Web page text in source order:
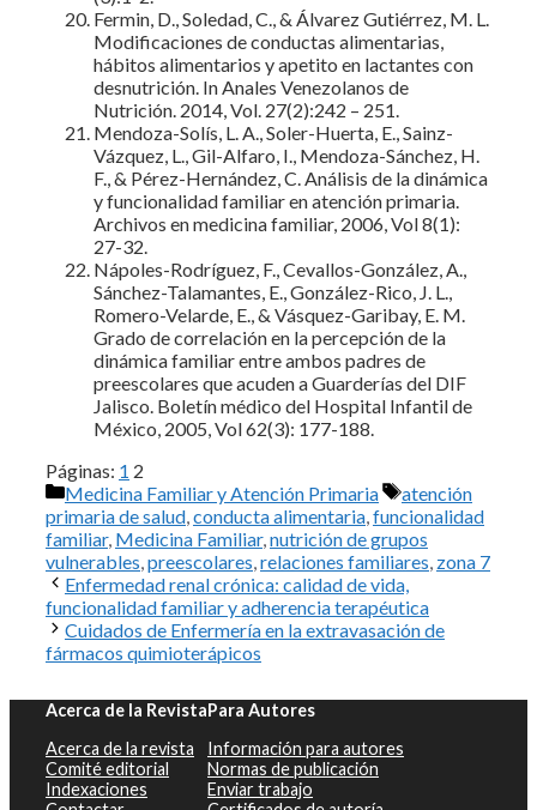
Fermin, D., Soledad, C., & Álvarez Gutiérrez, M. L.
Modificaciones de conductas alimentarias,
hábitos alimentarios y apetito en lactantes con
desnutrición. In Anales Venezolanos de
Nutrición. 2014, Vol. 27(2):242 – 251.
Mendoza-Solís, L. A., Soler-Huerta, E., Sainz-
Vázquez, L., Gil-Alfaro, I., Mendoza-Sánchez, H.
F., & Pérez-Hernández, C. Análisis de la dinámica
y funcionalidad familiar en atención primaria.
Archivos en medicina familiar, 2006, Vol 8(1):
27-32.
Nápoles-Rodríguez, F., Cevallos-González, A.,
Sánchez-Talamantes, E., González-Rico, J. L.,
Romero-Velarde, E., & Vásquez-Garibay, E. M.
Grado de correlación en la percepción de la
dinámica familiar entre ambos padres de
preescolares que acuden a Guarderías del DIF
Jalisco. Boletín médico del Hospital Infantil de
México, 2005, Vol 62(3): 177-188.
Páginas: 1 2
Categorías
Medicina Familiar y Atención Primaria Etiquetas
atención
primaria de salud,conducta alimentaria,funcionalidad
familiar, Medicina Familiar,nutrición de grupos
vulnerables,preescolares,relaciones familiares, zona 7
Enfermedad renal crónica: calidad de vida,
funcionalidad familiar y adherencia terapéutica
Cuidados de Enfermería en la extravasación de
fármacos quimioterápicos
Acerca de la Revista
Acerca de la revista
Comité editorial
Indexaciones
Para Autores
Información para autores
Normas de publicación
Enviar trabajo